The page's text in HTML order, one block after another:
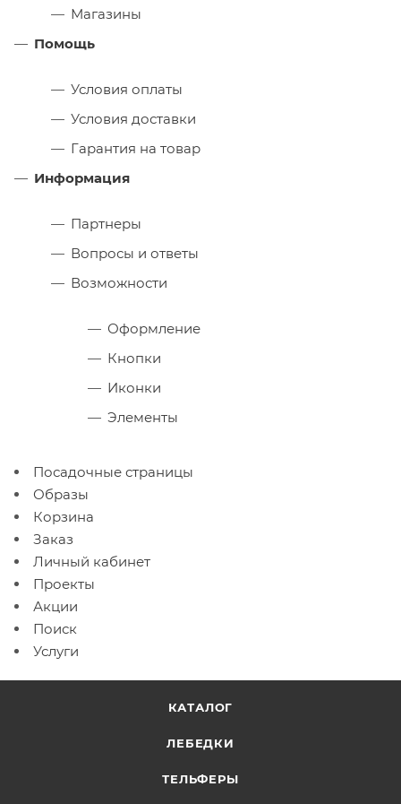
Магазины
Помощь
Условия оплаты
Условия доставки
Гарантия на товар
Информация
Партнеры
Вопросы и ответы
Возможности
Оформление
Кнопки
Иконки
Элементы
Посадочные страницы
Образы
Корзина
Заказ
Личный кабинет
Проекты
Акции
Поиск
Услуги
КАТАЛОГ
ЛЕБЕДКИ
ТЕЛЬФЕРЫ